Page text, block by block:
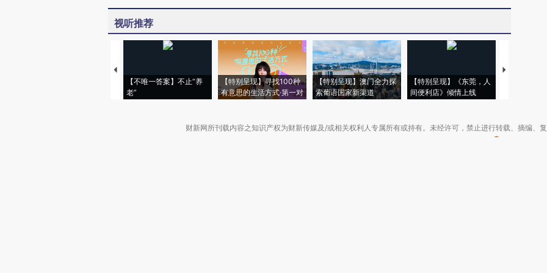
视听推荐
【不唯一答案】不止“养
老”
【特别呈现】寻找100种
有意思的生活方式·第一对
【特别呈现】澳门全力探
索葡语国家新渠道
【特别呈现】《东莞，人
间便利店》倾情上线
【推广】走
财新网所刊载内容之知识产权为财新传媒及/或相关权利人专属所有或持有。未经许可，禁止进行转载、摘编、复